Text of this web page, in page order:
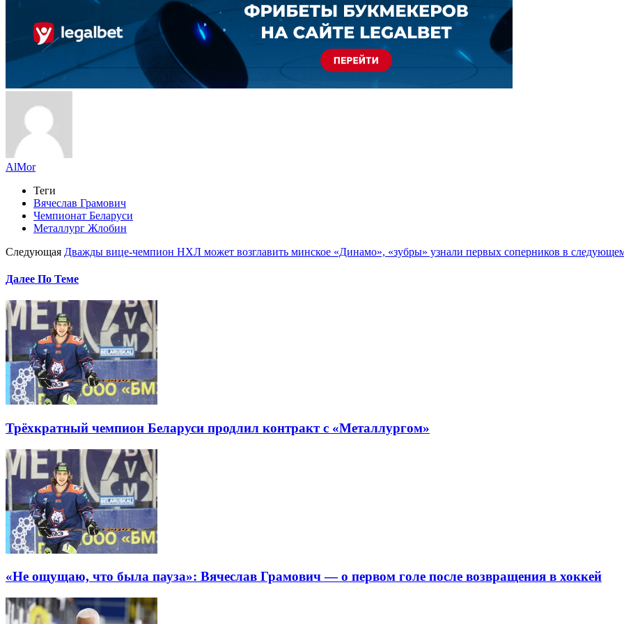
AlMor
Теги
Вячеслав Грамович
Чемпионат Беларуси
Металлург Жлобин
Следующая Дважды вице-чемпион НХЛ может возглавить минское «Динамо», «зубры» узнали первых соперников в
Далее По Теме
Трёхкратный чемпион Беларуси продлил контракт с «Металлургом»
«Не ощущаю, что была пауза»: Вячеслав Грамович — о первом голе после возвращения в хоккей